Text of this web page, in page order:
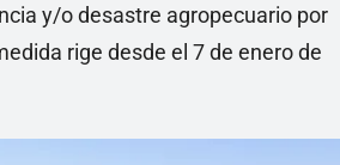
y/o desastre agropecuario por
rige desde el 7 de enero de